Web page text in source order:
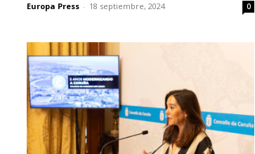
Europa Press - 18 septiembre, 2024 0